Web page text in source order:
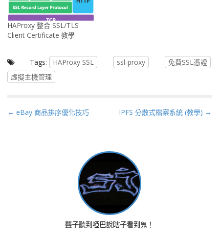
HAProxy 整合 SSL/TLS
Client Certificate 教學
Tags: HAProxy SSL ssl-proxy
免費SSL憑證
虛擬主機管理
P
← eBay 商品排序優化技巧 IPFS 分散式檔案系統 (教學) →
聾子聽到啞巴說瞎子看到鬼！